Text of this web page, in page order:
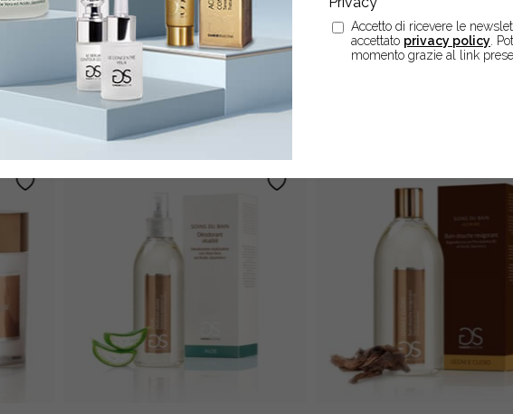
Accetto di ricevere le
accettato privacy policy .
momento grazie al link
POTREBBERO ANCHE